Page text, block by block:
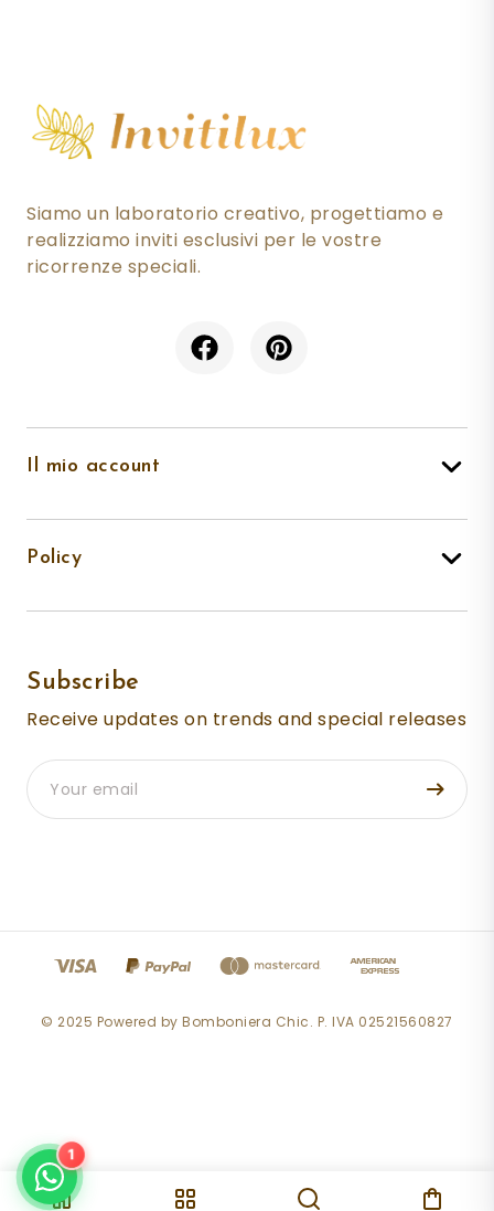
Siamo un laboratorio creativo, progettiamo e
realizziamo inviti esclusivi per le vostre
ricorrenze speciali.
Il mio account
Policy
Subscribe
Receive updates on trends and special releases
© 2025 Powered by Bomboniera Chic. P. IVA 02521560827
1
Inviti Lux